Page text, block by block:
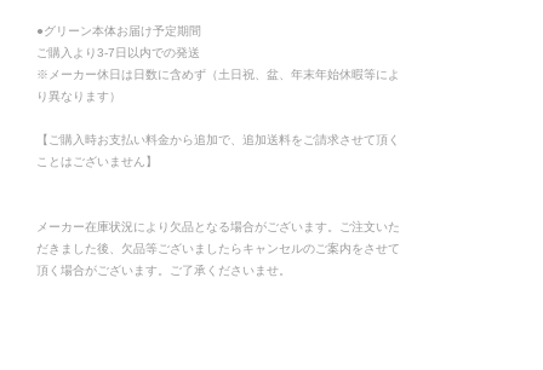
●グリーン本体お届け予定期間
ご購入より3-7日以内での発送
※メーカー休日は日数に含めず（土日祝、盆、年末年始休暇等によ
り異なります）
【ご購入時お支払い料金から追加で、追加送料をご請求させて頂く
ことはございません】
メーカー在庫状況により欠品となる場合がございます。ご注文いた
だきました後、欠品等ございましたらキャンセルのご案内をさせて
頂く場合がございます。ご了承くださいませ。